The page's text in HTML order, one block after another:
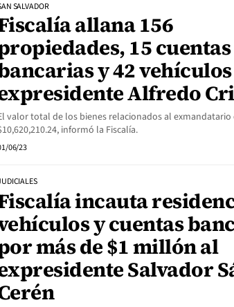
SALVADOR
allana 156
15 cuentas
y 42
Alfredo
valor total de los bienes relacionados al exmandatario
informó la Fiscalía.
06/23
incauta
y cuentas
más de $1 millón al
Salvador